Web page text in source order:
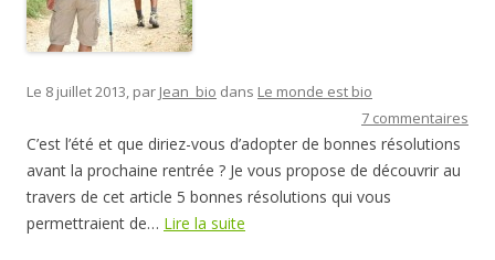
Le 8 juillet 2013, par Jean_bio dans Le monde est bio
7 commentaires
C’est l’été et que diriez-vous d’adopter de bonnes résolutions
avant la prochaine rentrée ? Je vous propose de découvrir au
travers de cet article 5 bonnes résolutions qui vous
permettraient de… Lire la suite